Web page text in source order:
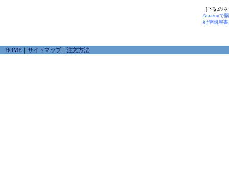
［下記の
Amazonで
紀伊國屋
HOME ｜ サイトマップ｜ 注文方法